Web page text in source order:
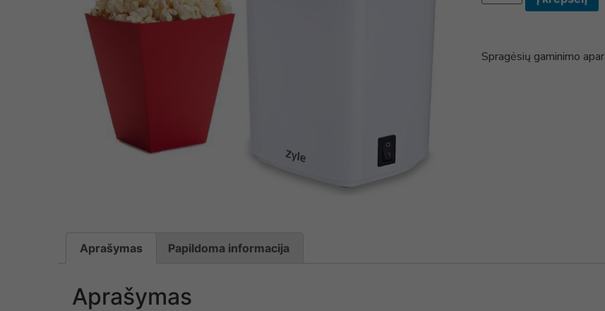
Spragėsių gaminimo
Aprašymas Papildoma informacija
Aprašymas